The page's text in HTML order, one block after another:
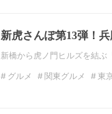
新虎さんぽ第13弾！
新橋から虎ノ門ヒルズを結
グルメ 関東グルメ 東